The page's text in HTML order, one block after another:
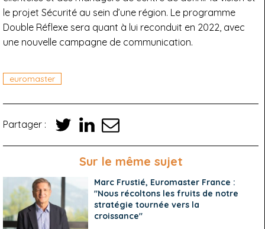
le projet Sécurité au sein d’une région. Le programme
Double Réflexe sera quant à lui reconduit en 2022, avec
une nouvelle campagne de communication.
euromaster
Partager :
Sur le même sujet
Marc Frustié, Euromaster France :
"Nous récoltons les fruits de notre
stratégie tournée vers la
croissance"